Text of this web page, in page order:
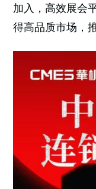
加入，高效展会
得高品质市场，